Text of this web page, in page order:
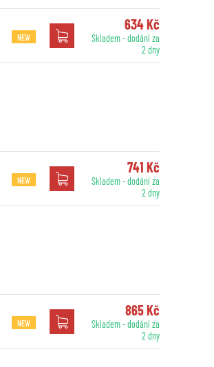
NEW
634 Kč
Skladem - dodání za
2 dny
NEW
741 Kč
Skladem - dodání za
2 dny
NEW
865 Kč
Skladem - dodání za
2 dny